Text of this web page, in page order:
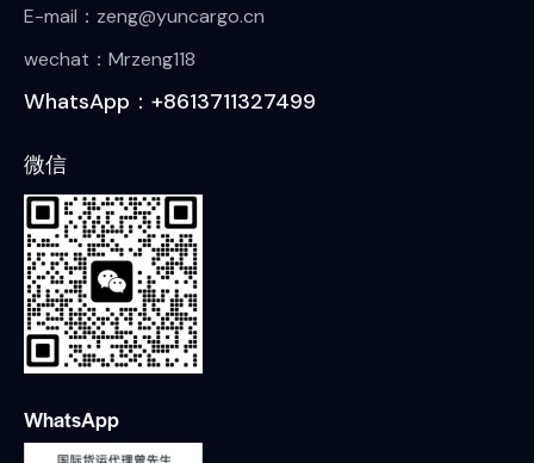
E-mail：zeng@yuncargo.cn
wechat：Mrzeng118
WhatsApp：+8613711327499
微信
WhatsApp